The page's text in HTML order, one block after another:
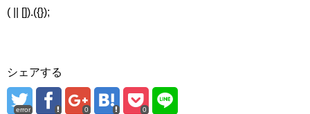
( || []).({});
シェアする
error 0 0